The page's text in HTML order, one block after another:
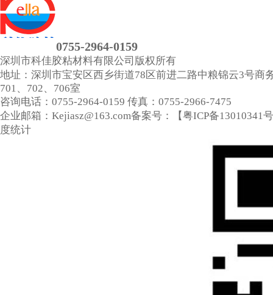
0755-2964-0159
深圳市科佳胶粘材料有限公司 版权所有
地址：深圳市宝安区西乡街道78区前进二路中粮锦云3号商
701、702、706室
咨询电话：0755-2964-0159 传真：0755-2966-7475
企业邮箱：Kejiasz@163.com备案号：【粤ICP备13010341号
度统计